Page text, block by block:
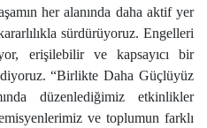
her alanında daha aktif yer
sürdürüyoruz. Engelleri
erişilebilir ve kapsayıcı bir
“Birlikte Daha Güçlüyüz
düzenlediğimiz etkinlikler
ve toplumun farklı